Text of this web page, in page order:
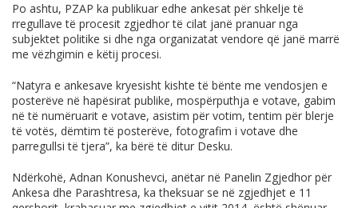
Po ashtu, PZAP ka publikuar edhe ankesat për shkelje të
rregullave të procesit zgjedhor të cilat janë pranuar nga
subjektet politike si dhe nga organizatat vendore që janë marrë
me vëzhgimin e këtij procesi.
“Natyra e ankesave kryesisht kishte të bënte me vendosjen e
posterëve në hapësirat publike, mospërputhja e votave, gabim
në të numëruarit e votave, asistim për votim, tentim për blerje
të votës, dëmtim të posterëve, fotografim i votave dhe
parregullsi të tjera”, ka bërë të ditur Desku.
Ndërkohë, Adnan Konushevci, anëtar në Panelin Zgjedhor për
Ankesa dhe Parashtresa, ka theksuar se në zgjedhjet e 11